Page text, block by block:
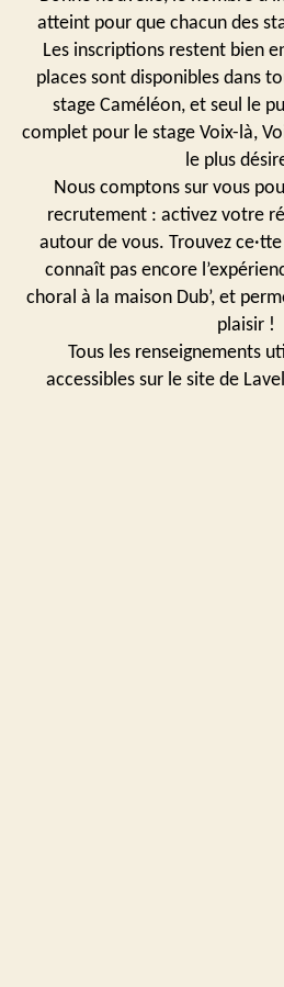
atteint pour que chacun des
Les inscriptions restent bien
places sont disponibles dans
stage Caméléon, et seul le
complet pour le stage Voix-là,
le plus
Nous comptons sur vous
recrutement : activez votre
autour de vous. Trouvez
connaît pas encore
choral à la maison Dub’, et
plaisir !
Tous les renseignements
accessibles sur le site de